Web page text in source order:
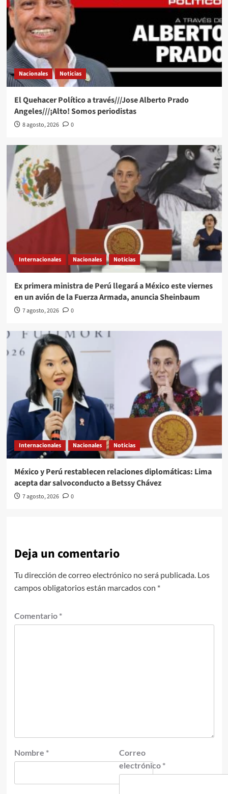
Nacionales Noticias
El Quehacer Político a través///Jose Alberto Prado
Angeles///¡Alto! Somos periodistas
8 agosto, 2026 0
Internacionales Nacionales Noticias
Ex primera ministra de Perú llegará a México este viernes
en un avión de la Fuerza Armada, anuncia Sheinbaum
7 agosto, 2026 0
Internacionales Nacionales Noticias
México y Perú restablecen relaciones diplomáticas: Lima
acepta dar salvoconducto a Betssy Chávez
7 agosto, 2026 0
Deja un comentario
Tu dirección de correo electrónico no será publicada. Los
campos obligatorios están marcados con *
Comentario *
Nombre *
Correo
electrónico *